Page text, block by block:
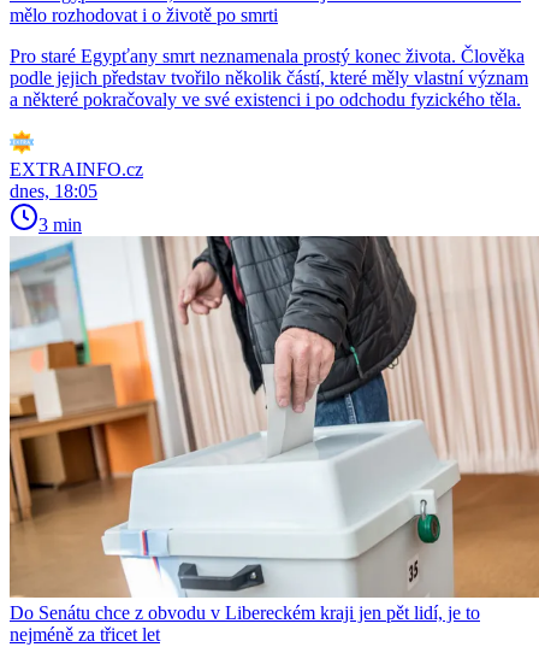
mělo rozhodovat i o životě po smrti
Pro staré Egypťany smrt neznamenala prostý konec života. Člověka
podle jejich představ tvořilo několik částí, které měly vlastní význam
a některé pokračovaly ve své existenci i po odchodu fyzického těla.
EXTRAINFO.cz
dnes, 18:05
3 min
Do Senátu chce z obvodu v Libereckém kraji jen pět lidí, je to
nejméně za třicet let